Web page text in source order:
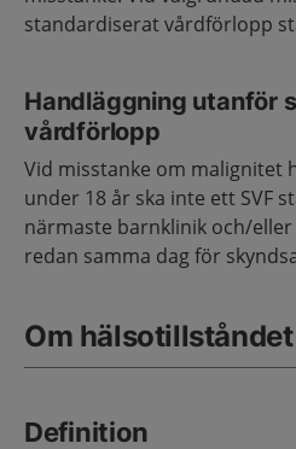
standardiserat vårdförlopp
Handläggning utanför
vårdförlopp
Vid misstanke om malignitet
under 18 år ska inte ett SVF
närmaste barnklinik och/
redan samma dag för
Om hälsotillståndet
Definition